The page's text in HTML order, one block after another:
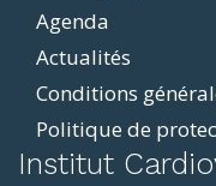
Agenda
Actualités
Conditions
Politique de
Institut